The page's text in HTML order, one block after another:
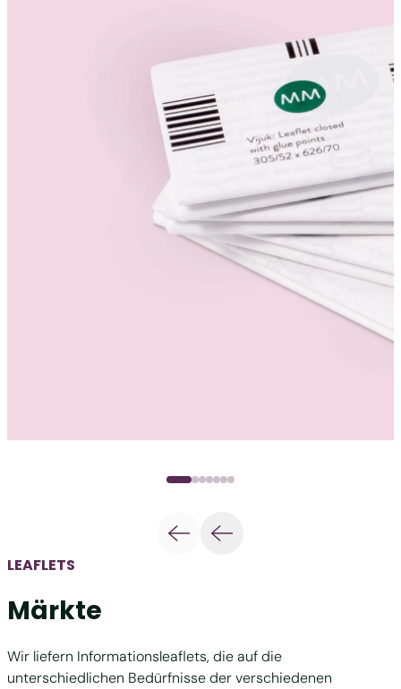
LEAFLETS
Märkte
Wir liefern Informationsleaflets, die auf die
unterschiedlichen Bedürfnisse der verschiedenen